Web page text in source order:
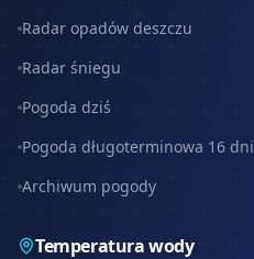
Radar opadów deszczu
Radar śniegu
Pogoda dziś
Pogoda długoterminowa 16 dni
Archiwum pogody
Temperatura wody